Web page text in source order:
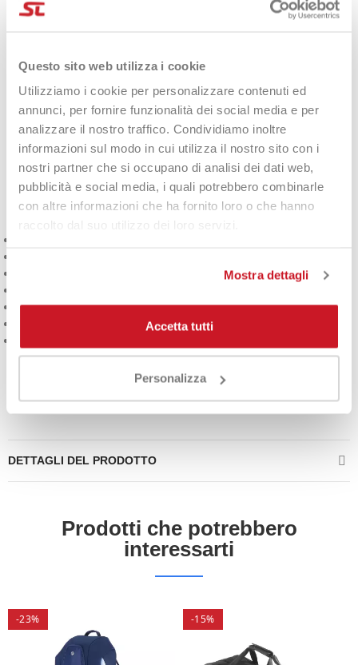
Questo sito web utilizza i cookie
Utilizziamo i cookie per personalizzare contenuti ed
annunci, per fornire funzionalità dei social media e per
analizzare il nostro traffico. Condividiamo inoltre
informazioni sul modo in cui utilizza il nostro sito con i
nostri partner che si occupano di analisi dei dati web,
pubblicità e social media, i quali potrebbero combinarle
con altre informazioni che ha fornito loro o che hanno
raccolto dal suo utilizzo dei loro servizi.
Mostra dettagli
Accetta tutti
Personalizza
Questo elegante modello gessato sfoggia il celebre logo
La borsa offre ampio spazio per contenere fino a
dispone didue tasche lateraliper accessori e unoscomparto
dedicato per le scarpe
.
Inoltre, la foderaThermoguardin due dei principali scomparti
protegge le racchette e la tensione delle corde dalle
temperature estreme, mantenendo sempre al sicuro il tuo
equipaggiamento.
Caratteristiche:
Tasche laterali: 2 per accessori
Wilson RF Tournament Bag
è il compagno ideale per i
tennisti che cercano funzionalità, stile e protezione massima
per le loro attrezzature.
DETTAGLI DEL PRODOTTO
Prodotti che potrebbero
interessarti
-23% -15%